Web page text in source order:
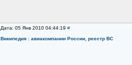
Дата: 05 Янв 2010 04:44:19 #
Википедия : авиакомпании России, реестр ВС